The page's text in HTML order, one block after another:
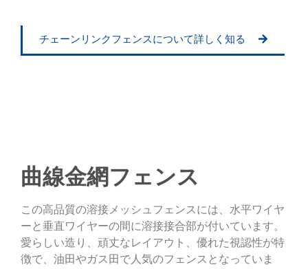
チェーンリンクフェンスについて詳しく知る
曲線金網フェンス
この高品質の溶接メッシュフェンスには、水平ワイヤ
ーと垂直ワイヤーの間に溶接接合部が付いています。
愛らしい造り、頑丈なレイアウト、優れた視認性が特
徴で、油田やガス田で人気のフェンスとなっていま